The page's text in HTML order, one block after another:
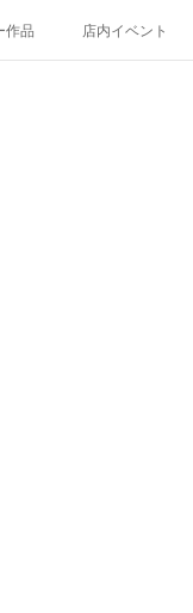
作品 店内イベント